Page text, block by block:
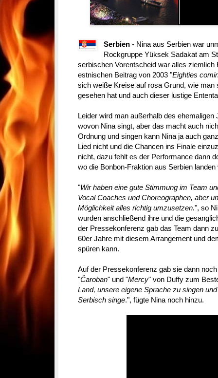
Serbien - Nina aus Serbien war
Rockgruppe Yüksek Sadakat am
serbischen Vorentscheid war alles ziemlich
estnischen Beitrag von 2003 "Eighties
sich weiße Kreise auf rosa Grund, wie man
gesehen hat und auch dieser lustige
Leider wird man außerhalb des
wovon Nina singt, aber das macht auch
Ordnung und singen kann Nina ja auch
Lied nicht und die Chancen ins Finale
nicht, dazu fehlt es der Performance dann
wo die Bonbon-Fraktion aus Serbien landen
"Wir haben eine gute Stimmung im Team
Vocal Coaches und Choreographen, aber
Möglichkeit alles richtig umzusetzen.", so
wurden anschließend ihre und die
der Pressekonferenz gab das Team dann
60er Jahre mit diesem Arrangement und
spüren kann.
Auf der Pressekonferenz gab sie dann
"Čaroban" und "Mercy" von Duffy zum
Land, unsere eigene Sprache zu singen
Serbisch singe.", fügte Nina noch hinzu.